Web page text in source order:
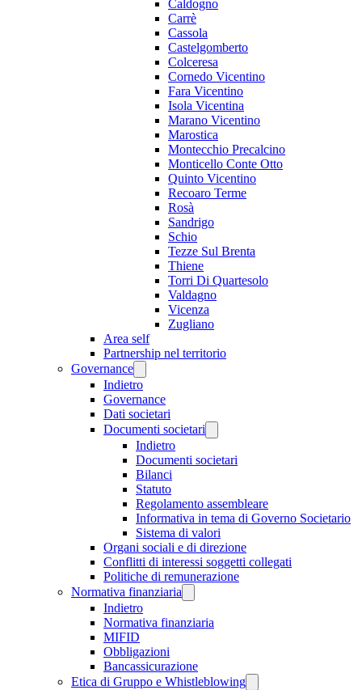
Caldogno
Carrè
Cassola
Castelgomberto
Colceresa
Cornedo Vicentino
Fara Vicentino
Isola Vicentina
Marano Vicentino
Marostica
Montecchio Precalcino
Monticello Conte Otto
Quinto Vicentino
Recoaro Terme
Rosà
Sandrigo
Schio
Tezze Sul Brenta
Thiene
Torri Di Quartesolo
Valdagno
Vicenza
Zugliano
Area self
Partnership nel territorio
Governance
Indietro
Governance
Dati societari
Documenti societari
Indietro
Documenti societari
Bilanci
Statuto
Regolamento assembleare
Informativa in tema di Governo Societario
Sistema di valori
Organi sociali e di direzione
Conflitti di interessi soggetti collegati
Politiche di remunerazione
Normativa finanziaria
Indietro
Normativa finanziaria
MIFID
Obbligazioni
Bancassicurazione
Etica di Gruppo e Whistleblowing